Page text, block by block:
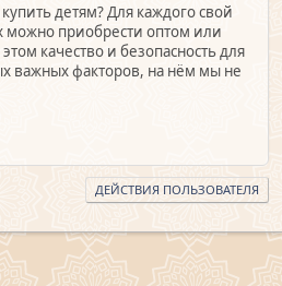
детям? Для каждого свой
можно приобрести оптом или
качество и безопасность для
важных факторов, на нём мы не
ДЕЙСТВИЯ ПОЛЬЗОВАТЕЛЯ